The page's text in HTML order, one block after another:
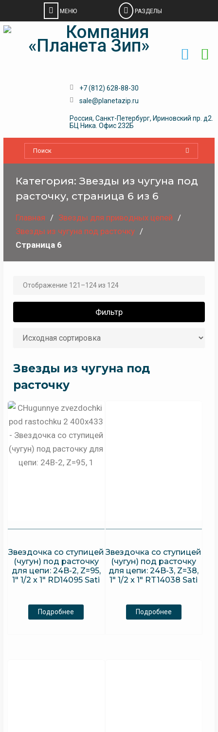
Skip
+7 (812) 628-88-30
sale@planetazip.ru
Россия, Санкт-Петербург, Ириновский пр. д2.
БЦ Ника. Офис 232Б
Категория:Звезды из чугуна под
расточку, страница 6 из 6
Главная
Звeзды для пpивoдных цeпeй
Звезды из чугуна под расточку
Страница 6
Отображение 121–124 из 124
Фильтр
Звезды из чугуна под
расточку
Звездочка со ступицей
(чугун) под расточку
для цепи: 24B-2, Z=95,
1″ 1/2 x 1″ RD14095 Sati
Подробнее
Звездочка со ступицей
(чугун) под расточку
для цепи: 24B-3, Z=38,
1″ 1/2 x 1″ RT14038 Sati
Подробнее